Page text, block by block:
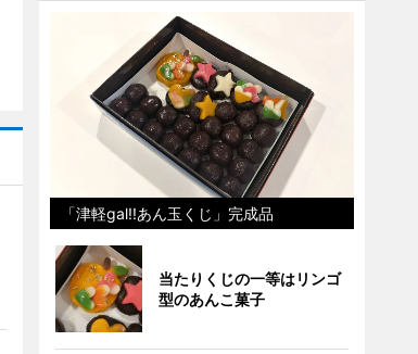
「津軽gal!!あん玉くじ」完成品
当たりくじの一等はリンゴ
型のあんこ菓子